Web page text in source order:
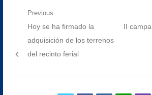
Navegación
entradas
Previous
Previous
post:
Hoy se ha firmado la
adquisición de los terrenos
del recinto ferial
Next
II